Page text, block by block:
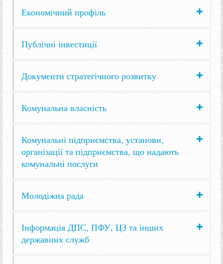
Економічний профіль
Публічні інвестиції
Документи стратегічного розвитку
Комунальна власність
Комунальні підприємства, установи,
організації та підприємства, що надають
комунальні послуги
Молодіжна рада
Інформація ДПС, ПФУ, ЦЗ та інших
державних служб